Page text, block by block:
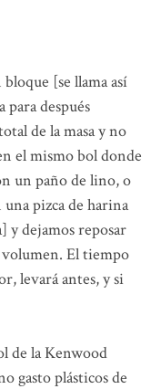
[se llama así
para después
de la masa y no
el mismo bol donde
un paño de lino, o
pizca de harina
y dejamos reposar
volumen. El tiempo
levará antes, y si
de la Kenwood
gasto plásticos de